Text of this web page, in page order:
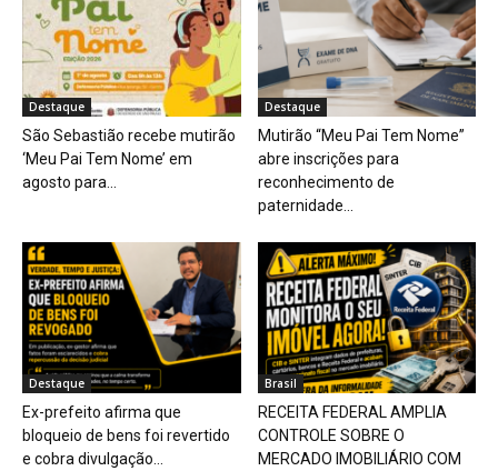
Destaque
São Sebastião recebe mutirão
‘Meu Pai Tem Nome’ em
agosto para...
Destaque
Mutirão “Meu Pai Tem Nome”
abre inscrições para
reconhecimento de
paternidade...
Destaque
Ex-prefeito afirma que
bloqueio de bens foi revertido
e cobra divulgação...
Brasil
RECEITA FEDERAL AMPLIA
CONTROLE SOBRE O
MERCADO IMOBILIÁRIO COM